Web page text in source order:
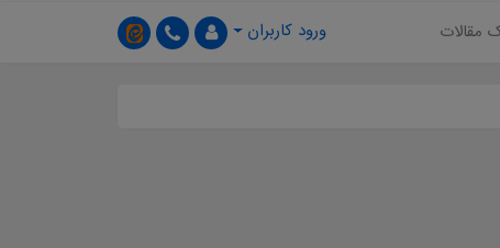
مقالات ورود کاربران